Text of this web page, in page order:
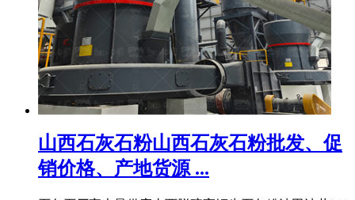
山西石灰石粉山西石灰石粉批发、促
销价格、产地货源 ...